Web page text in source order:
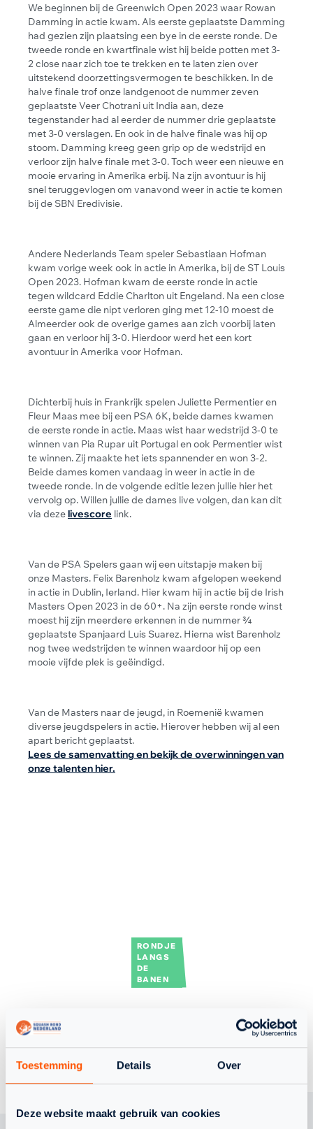
Toestemming Details Over
Deze website maakt gebruik van cookies
We beginnen bij de Greenwich Open 2023 waar Rowan
Damming in actie kwam. Als eerste geplaatste Damming
had gezien zijn plaatsing een bye in de eerste ronde. De
tweede ronde en kwartfinale wist hij beide potten met 3-
2 close naar zich toe te trekken en te laten zien over
uitstekend doorzettingsvermogen te beschikken. In de
halve finale trof onze landgenoot de nummer zeven
geplaatste Veer Chotrani uit India aan, deze
tegenstander had al eerder de nummer drie geplaatste
met 3-0 verslagen. En ook in de halve finale was hij op
stoom. Damming kreeg geen grip op de wedstrijd en
verloor zijn halve finale met 3-0. Toch weer een nieuwe en
mooie ervaring in Amerika erbij. Na zijn avontuur is hij
snel teruggevlogen om vanavond weer in actie te komen
bij de SBN Eredivisie.
Andere Nederlands Team speler Sebastiaan Hofman
kwam vorige week ook in actie in Amerika, bij de ST Louis
Open 2023. Hofman kwam de eerste ronde in actie
tegen wildcard Eddie Charlton uit Engeland. Na een close
eerste game die nipt verloren ging met 12-10 moest de
Almeerder ook de overige games aan zich voorbij laten
gaan en verloor hij 3-0. Hierdoor werd het een kort
avontuur in Amerika voor Hofman.
Dichterbij huis in Frankrijk spelen Juliette Permentier en
Fleur Maas mee bij een PSA 6K, beide dames kwamen
de eerste ronde in actie. Maas wist haar wedstrijd 3-0 te
winnen van Pia Rupar uit Portugal en ook Permentier wist
te winnen. Zij maakte het iets spannender en won 3-2.
Beide dames komen vandaag in weer in actie in de
tweede ronde. In de volgende editie lezen jullie hier het
vervolg op. Willen jullie de dames live volgen, dan kan dit
via dezelivescore link.
Van de PSA Spelers gaan wij een uitstapje maken bij
onze Masters. Felix Barenholz kwam afgelopen weekend
in actie in Dublin, Ierland. Hier kwam hij in actie bij de Irish
Masters Open 2023 in de 60+. Na zijn eerste ronde winst
moest hij zijn meerdere erkennen in de nummer ¾
geplaatste Spanjaard Luis Suarez. Hierna wist Barenholz
nog twee wedstrijden te winnen waardoor hij op een
mooie vijfde plek is geëindigd.
Van de Masters naar de jeugd, in Roemenië kwamen
diverse jeugdspelers in actie. Hierover hebben wij al een
apart bericht geplaatst.
Lees de samenvatting en bekijk de overwinningen van
onze talenten hier.
RONDJE
LANGS
DE
BANEN